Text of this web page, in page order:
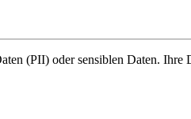
(PII) oder sensiblen Daten.